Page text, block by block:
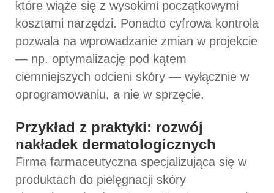
które wiąże się z wysokimi początkowymi
kosztami narzędzi. Ponadto cyfrowa kontrola
pozwala na wprowadzanie zmian w projekcie
— np. optymalizację pod kątem
ciemniejszych odcieni skóry — wyłącznie w
oprogramowaniu, a nie w sprzęcie.
Przykład z praktyki: rozwój
nakładek dermatologicznych
Firma farmaceutyczna specjalizująca się w
produktach do pielęgnacji skóry